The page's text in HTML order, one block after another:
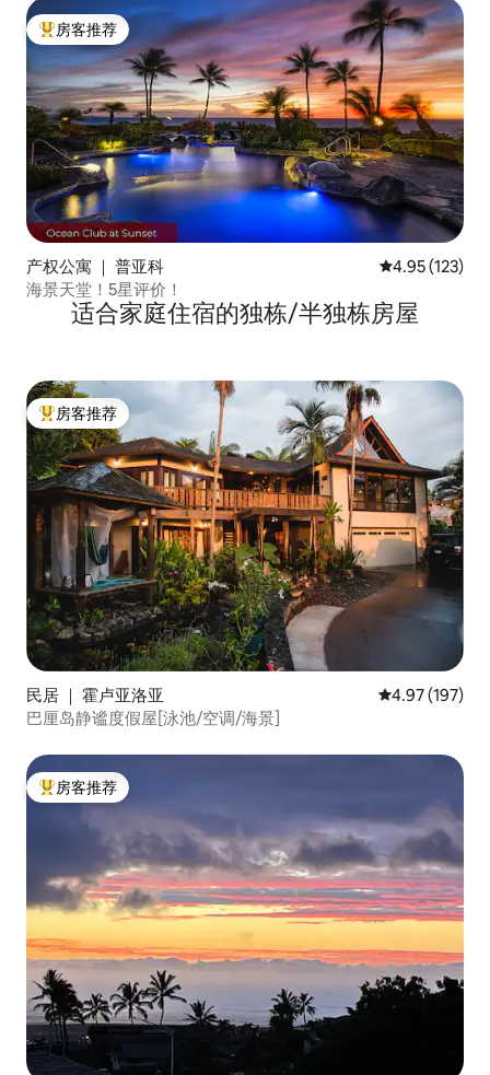
热门「房客推荐」
房客推荐
产权公寓 ｜ 普亚科 平均评分 4.95
4.95 (123)
海景天堂！5星评价！
适合家庭住宿的独栋/半独栋房屋
热门「房客推荐」
房客推荐
民居 ｜ 霍卢亚洛亚 平均评分 4.97
4.97 (197)
巴厘岛静谧度假屋[泳池/空调/海景]
热门「房客推荐」
房客推荐